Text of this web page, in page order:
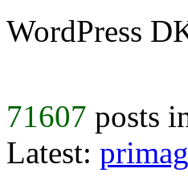
WordPress
71607 posts
Latest: